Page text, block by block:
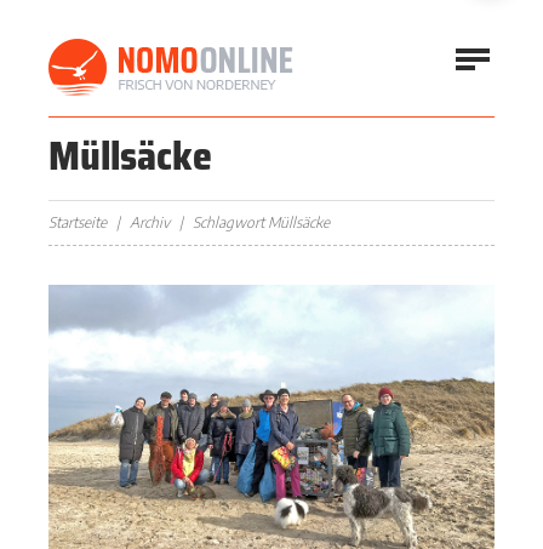
Müllsäcke
Startseite Archiv Schlagwort Müllsäcke